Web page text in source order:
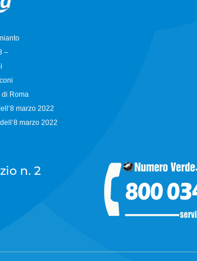
–
di Roma
marzo 2022
marzo 2022
n. 2